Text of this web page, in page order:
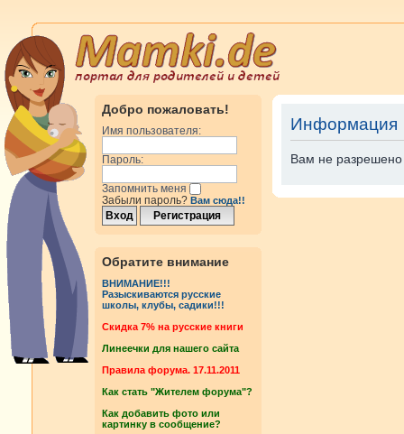
Добро пожаловать!
Имя пользователя:
Пароль:
Запомнить меня
Забыли пароль? Вам сюда!!
Обратите внимание
ВНИМАНИЕ!!!
Разыскиваются русские
школы, клубы, садики!!!
Cкидка 7% на русские книги
Линеечки для нашего сайта
Правила форума. 17.11.2011
Как стать "Жителем форума"?
Как добавить фото или
картинку в сообщение?
Информация
Вам не разрешено